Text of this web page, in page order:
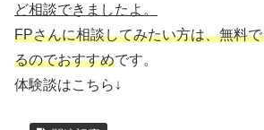
ど相談できましたよ。
FPさんに相談してみたい方は、無料
るのでおすすめです。
体験談はこちら↓